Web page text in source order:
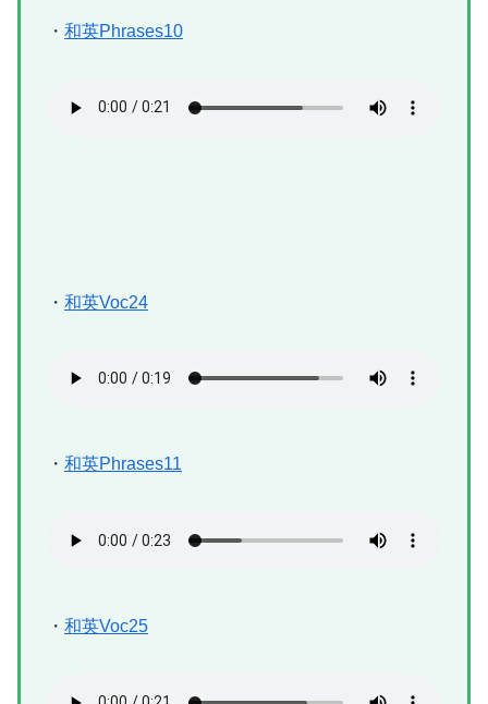
・ 和英Phrases10
・ 和英Voc24
・ 和英Phrases11
・ 和英Voc25